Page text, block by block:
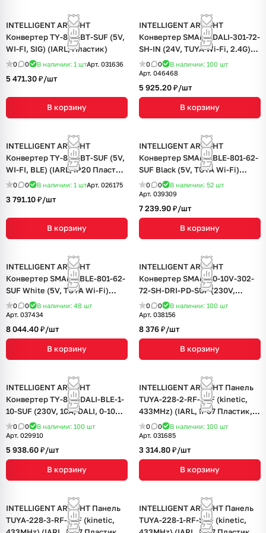
INTELLIGENT ARLIGHT
Конвертер TY-804-BT-SUF (5V,
WI-FI, SIG) (IARL, Пластик)
0 0 В наличии: 1 штАрт. 031636
5 471.30 ₽/шт
В корзину
INTELLIGENT ARLIGHT
Конвертер SMART-DALI-301-72-
SH-IN (24V, TUYA Wi-Fi, 2.4G)
(IARL, IP20 Пластик, 5 лет)
0 0 В наличии: 100 шт
Арт. 046468
5 925.20 ₽/шт
В корзину
INTELLIGENT ARLIGHT
Конвертер TY-804-BT-SUF (5V,
WI-FI, BLE) (IARL, IP20 Пластик,
3 года)
0 0 В наличии: 1 штАрт. 026175
3 791.10 ₽/шт
В корзину
INTELLIGENT ARLIGHT
Конвертер SMART-BLE-801-62-
SUF Black (5V, TUYA Wi-Fi)
(IARL, IP20 Пластик, 5 лет)
0 0 В наличии: 52 шт
Арт. 039309
7 239.90 ₽/шт
В корзину
INTELLIGENT ARLIGHT
Конвертер SMART-BLE-801-62-
SUF White (5V, TUYA Wi-Fi)
(IARL, IP20 Пластик, 5 лет)
0 0 В наличии: 48 шт
Арт. 037434
8 044.40 ₽/шт
В корзину
INTELLIGENT ARLIGHT
Конвертер SMART-0-10V-302-
72-SH-DRI-PD-SUF (230V,
2x20mA, TUYA Wi-Fi, 2.4G)
(IARL, IP20 Пластик, 5 лет)
0 0 В наличии: 100 шт
Арт. 038156
8 376 ₽/шт
В корзину
INTELLIGENT ARLIGHT
Конвертер TY-802-DALI-BLE-1-
10-SUF (230V, 10A, DALI, 0-10V)
(IARL, IP20 Пластик, 3 года)
0 0 В наличии: 100 шт
Арт. 029910
5 938.60 ₽/шт
В корзину
INTELLIGENT ARLIGHT Панель
TUYA-228-2-RF-SUF (kinetic,
433MHz) (IARL, IP67 Пластик, 3
года)
0 0 В наличии: 100 шт
Арт. 031685
3 314.80 ₽/шт
В корзину
INTELLIGENT ARLIGHT Панель
TUYA-228-3-RF-SUF (kinetic,
INTELLIGENT ARLIGHT Панель
TUYA-228-1-RF-SUF (kinetic,